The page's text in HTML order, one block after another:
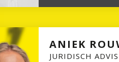
ANIEK
JURIDISCH